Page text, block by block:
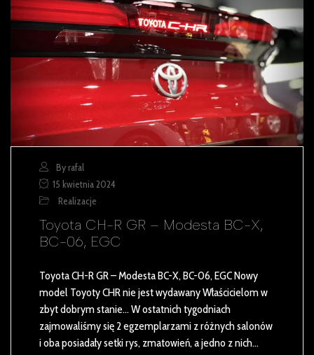
By rafal
15 kwietnia 2024
Realizacje
Toyota CH-R GR – Modesta BC-X,
BC-06, EGC
Toyota CH-R GR – Modesta BC-X, BC-06, EGC Nowy
model Toyoty CHR nie jest wydawany Właścicielom w
zbyt dobrym stanie… W ostatnich tygodniach
zajmowaliśmy się 2 egzemplarzami z różnych salonów
i oba posiadały setki rys, zmatowień, a jedno z nich…